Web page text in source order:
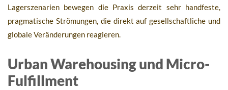
Lagerszenarien bewegen die Praxis derzeit sehr handfeste,
pragmatische Strömungen, die direkt auf gesellschaftliche und
globale Veränderungen reagieren.
Urban Warehousing und Micro-
Fulfillment